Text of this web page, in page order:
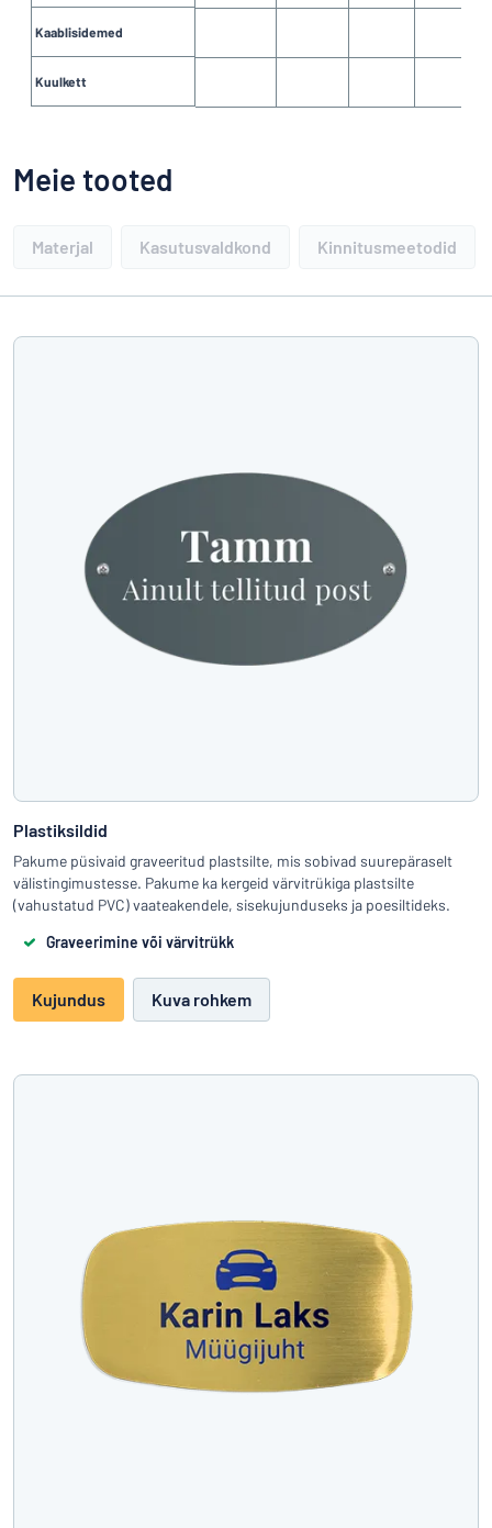
Kaablisidemed
Kuulkett
Meie tooted
Materjal Kasutusvaldkond Kinnitusmeetodid
Plastiksildid
Pakume püsivaid graveeritud plastsilte, mis sobivad suurepäraselt
välistingimustesse. Pakume ka kergeid värvitrükiga plastsilte
(vahustatud PVC) vaateakendele, sisekujunduseks ja poesiltideks.
Graveerimine või värvitrükk
Kujundus Kuva rohkem